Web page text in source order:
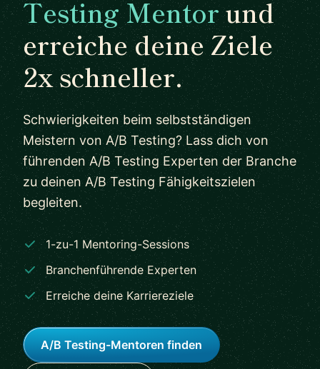
Testing Mentorund
erreiche deine Ziele
2x schneller.
Schwierigkeiten beim selbstständigen
Meistern von A/B Testing? Lass dich von
führenden A/B Testing Experten der Branche
zu deinen A/B Testing Fähigkeitszielen
begleiten.
1-zu-1 Mentoring-Sessions
Branchenführende Experten
Erreiche deine Karriereziele
A/B Testing-Mentoren finden